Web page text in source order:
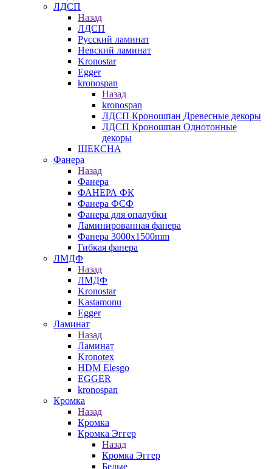
ЛДСП
Назад
ЛДСП
Русский ламинат
Невский ламинат
Kronostar
Egger
kronospan
Назад
kronospan
ЛДСП Кроношпан Древесные декоры
ЛДСП Кроношпан Однотонные
декоры
ШЕКСНА
Фанера
Назад
Фанера
ФАНЕРА ФК
Фанера ФСФ
Фанера для опалубки
Ламинированная фанера
Фанера 3000х1500mm
Гибкая фанера
ЛМДФ
Назад
ЛМДФ
Kronostar
Kastamonu
Egger
Ламинат
Назад
Ламинат
Kronotex
HDM Elesgo
EGGER
kronospan
Кромка
Назад
Кромка
Кромка Эггер
Назад
Кромка Эггер
Белые